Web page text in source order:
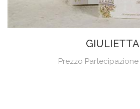
GIULIETTA
Prezzo Partecipazione